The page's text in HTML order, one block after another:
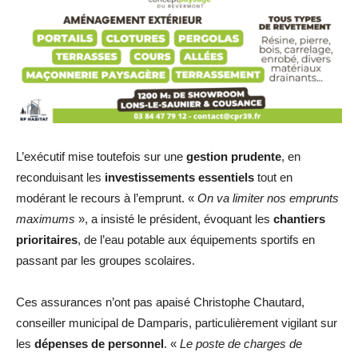
L’exécutif mise toutefois sur une gestion prudente, en
reconduisant les investissements essentiels tout en
modérant le recours à l’emprunt. « On va limiter nos emprunts
maximums », a insisté le président, évoquant les chantiers
prioritaires, de l’eau potable aux équipements sportifs en
passant par les groupes scolaires.
Ces assurances n’ont pas apaisé Christophe Chautard,
conseiller municipal de Damparis, particulièrement vigilant sur
les dépenses de personnel. « Le poste de charges de